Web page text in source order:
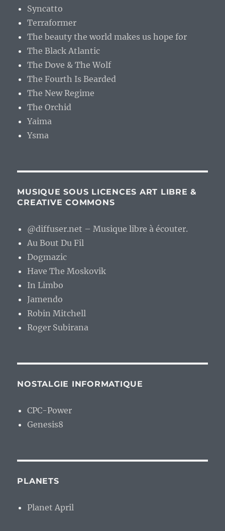
Syncatto
Terraformer
The beauty the world makes us hope for
The Black Atlantic
The Dove & The Wolf
The Fourth Is Bearded
The New Regime
The Orchid
Yaima
Ysma
MUSIQUE SOUS LICENCES ART LIBRE &
CREATIVE COMMONS
@diffuser.net – Musique libre à écouter.
Au Bout Du Fil
Dogmazic
Have The Moskovik
In Limbo
Jamendo
Robin Mitchell
Roger Subirana
NOSTALGIE INFORMATIQUE
CPC-Power
Genesis8
PLANETS
Planet April